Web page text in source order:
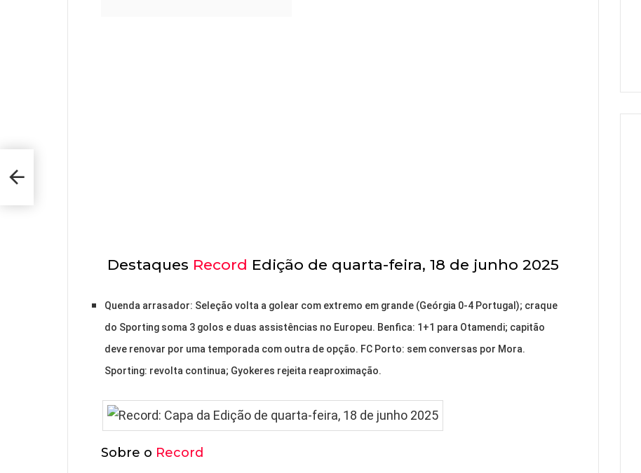
Destaques Record Edição de quarta-feira, 18 de junho 2025
Quenda arrasador: Seleção volta a golear com extremo em grande (Geórgia 0-4 Portugal); craque
do Sporting soma 3 golos e duas assistências no Europeu. Benfica: 1+1 para Otamendi; capitão
deve renovar por uma temporada com outra de opção. FC Porto: sem conversas por Mora.
Sporting: revolta continua; Gyokeres rejeita reaproximação.
Sobre o Record